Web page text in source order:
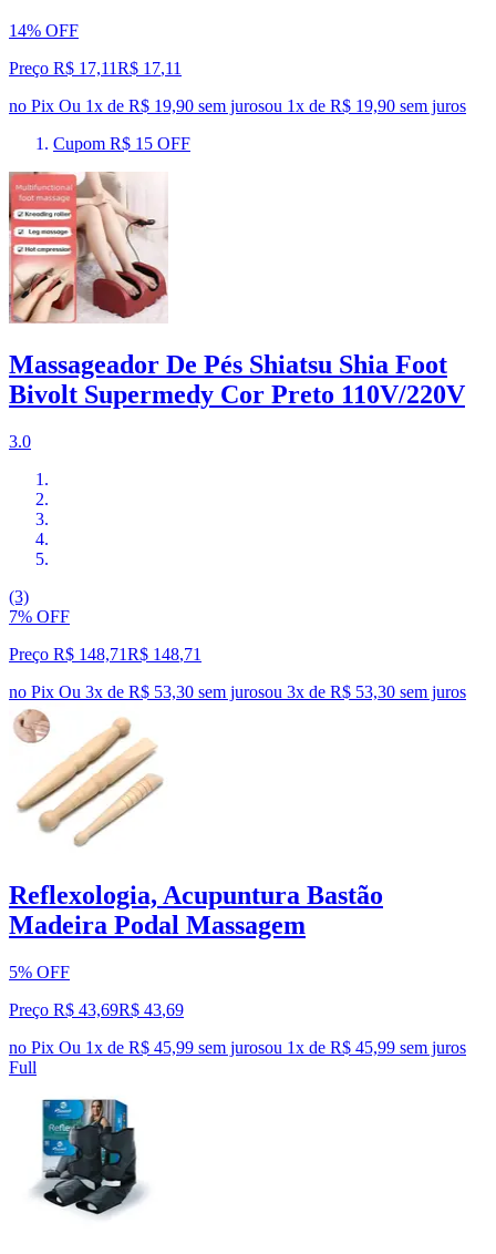
14% OFF
Preço R$ 17,11R$ 17,11
no Pix Ou 1x de R$ 19,90 sem jurosou 1x de R$ 19,90 sem juros
Cupom R$ 15 OFF
Massageador De Pés Shiatsu Shia Foot
Bivolt Supermedy Cor Preto 110V/220V
3.0
(3)
7% OFF
Preço R$ 148,71R$ 148,71
no Pix Ou 3x de R$ 53,30 sem jurosou 3x de R$ 53,30 sem juros
Reflexologia, Acupuntura Bastão
Madeira Podal Massagem
5% OFF
Preço R$ 43,69R$ 43,69
no Pix Ou 1x de R$ 45,99 sem jurosou 1x de R$ 45,99 sem juros
Full